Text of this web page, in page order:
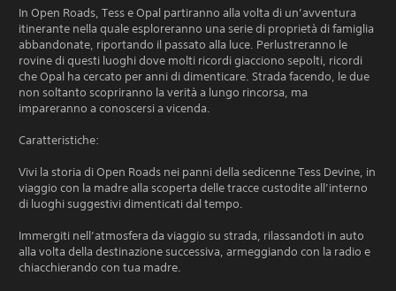
In Open Roads, Tess e Opal partiranno alla volta di un’avventura
itinerante nella quale esploreranno una serie di proprietà di famiglia
abbandonate, riportando il passato alla luce. Perlustreranno le
rovine di questi luoghi dove molti ricordi giacciono sepolti, ricordi
che Opal ha cercato per anni di dimenticare. Strada facendo, le due
non soltanto scopriranno la verità a lungo rincorsa, ma
impareranno a conoscersi a vicenda.
Caratteristiche:
Vivi la storia di Open Roads nei panni della sedicenne Tess Devine, in
viaggio con la madre alla scoperta delle tracce custodite all’interno
di luoghi suggestivi dimenticati dal tempo.
Immergiti nell’atmosfera da viaggio su strada, rilassandoti in auto
alla volta della destinazione successiva, armeggiando con la radio e
chiacchierando con tua madre.